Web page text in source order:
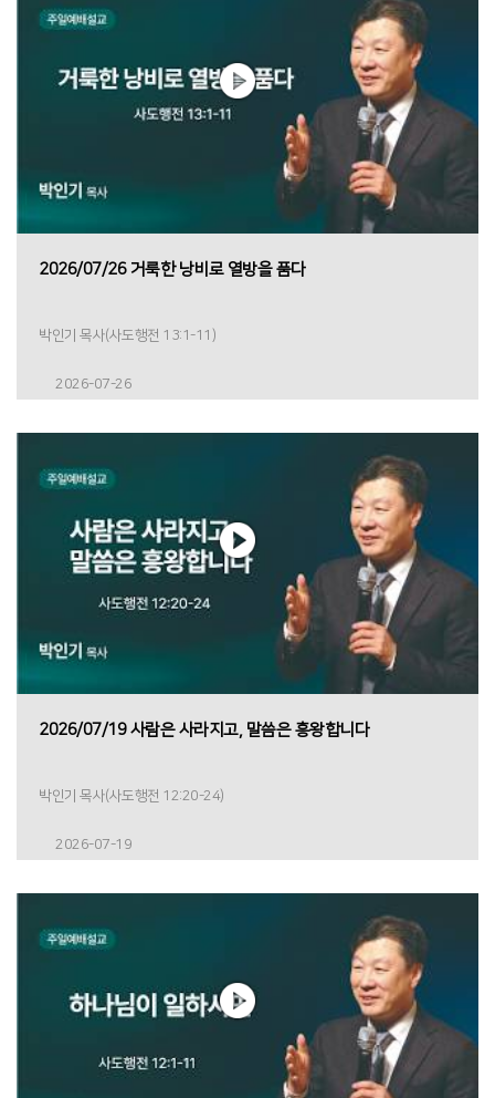
2026/07/26 거룩한 낭비로 열방을 품다
박인기 목사(사도행전 13:1-11)
2026-07-26
2026/07/19 사람은 사라지고, 말씀은 흥왕합니다
박인기 목사(사도행전 12:20-24)
2026-07-19